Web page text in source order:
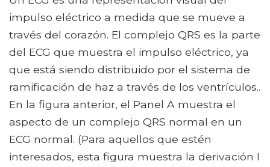
impulso eléctrico a medida que se mueve a
través del corazón. El complejo QRS es la parte
del ECG que muestra el impulso eléctrico, ya
que está siendo distribuido por el sistema de
ramificación de haz a través de los ventrículos..
En la figura anterior, el Panel A muestra el
aspecto de un complejo QRS normal en un
ECG normal. (Para aquellos que estén
interesados, esta figura muestra la derivación I